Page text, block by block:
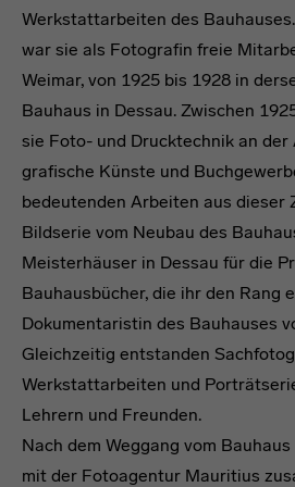
Werkstattarbeiten des
war sie als Fotografin freie
Weimar, von 1925 bis 1928 in
Bauhaus in Dessau. Zwischen
sie Foto- und Drucktechnik an der
grafische Künste und
bedeutenden Arbeiten aus dieser
Bildserie vom Neubau des
Meisterhäuser in Dessau für die
Bauhausbücher, die ihr den Rang
Dokumentaristin des Bauhauses
Gleichzeitig entstanden
Werkstattarbeiten und
Lehrern und Freunden.
Nach dem Weggang vom
mit der Fotoagentur Mauritius